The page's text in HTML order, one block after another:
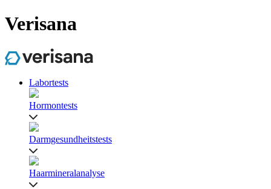
Verisana
Labortests
Hormontests
Darmgesundheitstests
Haarmineralanalyse